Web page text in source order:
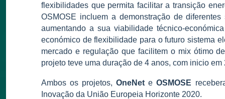
flexibilidades que permita facilitar a transição
OSMOSE incluem a demonstração de
aumentando a sua viabilidade técnico-
económico de flexibilidade para o futuro sistema
mercado e regulação que facilitem o mix ótimo
projeto teve uma duração de 4 anos, com inicio
Ambos os projetos,OneNet eOSMOSE
Inovação da União Europeia Horizonte 2020.